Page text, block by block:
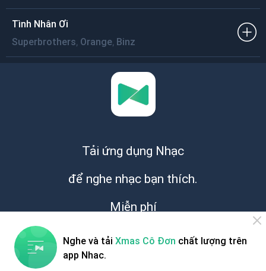
Tình Nhân Ơi
Superbrothers, Orange, Binz
Tải ứng dụng Nhạc
để nghe nhạc bạn thích.
Miễn phí
Nghe và tải Xmas Cô Đơn chất lượng trên
app Nhac.